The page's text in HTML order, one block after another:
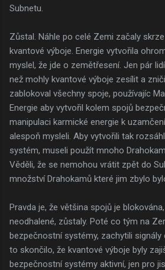
Subnetu.
Zůstal. Náhle po celé Zemi začaly
kvantové výboje. Energie vytvořila
myslel, že jde o zemětřesení. Jen pár
než mohly kvantové výboje zesílit a
zablokoval všechny spoje, používajíc
Energie aby vytvořil kolem spojů
manipulaci karmické energie k
alespoň mysleli. Aby vytvořili tak
systém, museli použít mnoho
Věděli, že se nemohou vrátit zpět do
množství Drahokamů které jim zbylo
Pravda je, že většina spojů je
neodhalené, zůstaly. Poté co tým na
bezpečnostní systémy, zachytili signály
to skončilo, že kvantové výboje byly
bezpečnostní systémy aktivní, jen pro